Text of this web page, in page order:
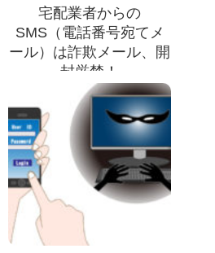
宅配業者からの
SMS（電話番号宛てメ
ール）は詐欺メール、開
封厳禁！